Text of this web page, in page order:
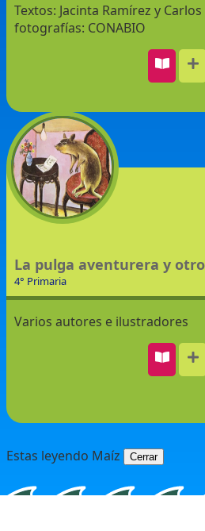
Textos: Jacinta Ramírez y
fotografías: CONABIO
La pulga aventurera y
4° Primaria
Varios autores e ilustradores
Estas leyendo Maíz Cerrar